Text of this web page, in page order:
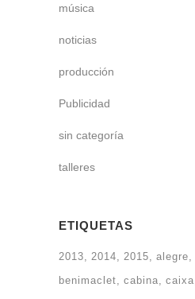
música
noticias
producción
Publicidad
sin categoría
talleres
ETIQUETAS
2013 2014 2015 alegre
benimaclet
cabina caixa